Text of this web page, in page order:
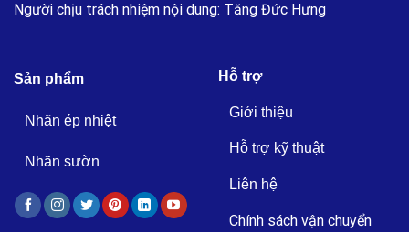
Người chịu trách nhiệm nội dung: Tăng Đức Hưng
Sản phẩm
Nhãn ép nhiệt
Nhãn sườn
Hỗ trợ
Giới thiệu
Hỗ trợ kỹ thuật
Liên hệ
Chính sách vận chuyển